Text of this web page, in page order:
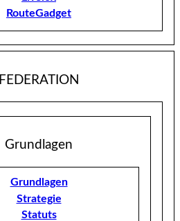
RouteGadget
FEDERATION
Grundlagen
Grundlagen
Strategie
Statuts